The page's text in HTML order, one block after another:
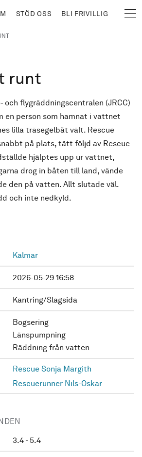
STÖD OSS BLI FRIVILLIG
runt
och flygräddningscentralen (JRCC)
en person som hamnat i vattnet
lilla träsegelbåt vält. Rescue
på plats, tätt följd av Rescue
hjälptes upp ur vattnet,
drog in båten till land, vände
den på vatten. Allt slutade väl.
och inte nedkyld.
Kalmar
2026-05-29 16:58
Kantring/Slagsida
Bogsering
Länspumpning
Räddning från vatten
Rescue Sonja Margith
Rescuerunner Nils-Oskar
3.4 - 5.4